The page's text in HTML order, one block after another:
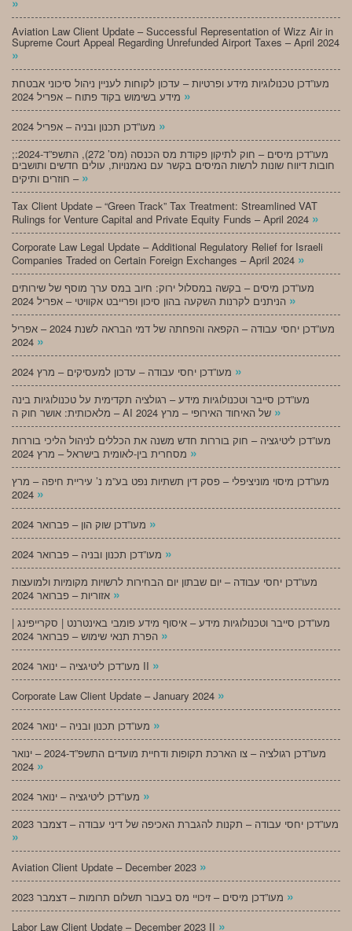
Aviation Law Client Update – Successful Representation of Wizz Air in
Supreme Court Appeal Regarding Unrefunded Airport Taxes – April 2024
»
מעו”דכן טכנולוגיות מידע ופרטיות – עדכון לקוחות לעניין ניהול סיכוני אבטחת
»
»
;מעו”דכן מיסים – חוק לתיקון פקודת מס הכנסה (מס’ 272), התשפ”ד-2024:
חובות דיווח שונות לרשות המיסים בקשר עם נאמנויות, עולים חדשים ותושבים
חוזרים ותיקים – »
Tax Client Update – “Green Track” Tax Treatment: Streamlined VAT
Rulings for Venture Capital and Private Equity Funds – April 2024 »
Corporate Law Legal Update – Additional Regulatory Relief for Israeli
Companies Traded on Certain Foreign Exchanges – April 2024 »
מעו”דכן מיסים – בקשה במסלול ירוק: חיוב במס ערך מוסף של שירותים
»
מעו”דכן יחסי עבודה – הקפאה והפחתה של דמי הבראה לשנת 2024 – אפריל
»
»
מעו”דכן סייבר וטכנולוגיות מידע – רגולציה תקדימית על טכנולוגיות בינה
»
מעו”דכן ליטיגציה – חוק בוררות חדש משנה את הכללים לניהול הליכי בוררות
»
מעו”דכן מיסוי מוניציפלי – פסק דין תשתיות נפט בע”מ נ’ עיריית חיפה – מרץ
»
»
»
מעו”דכן יחסי עבודה – יום שבתון יום הבחירות לרשויות מקומיות ולמועצות
»
מעו”דכן סייבר וטכנולוגיות מידע – איסוף מידע פומבי באינטרנט | סקרייפינג |
»
מעו”דכן ליטיגציה – ינואר 2024 II »
Corporate Law Client Update – January 2024 »
»
מעו”דכן רגולציה – צו הארכת תקופות ודחיית מועדים התשפ”ד-2024 – ינואר
»
»
מעו”דכן יחסי עבודה – תקנות להגברת האכיפה של דיני עבודה – דצמבר 2023
»
Aviation Client Update – December 2023 »
»
Labor Law Client Update – December 2023 II »